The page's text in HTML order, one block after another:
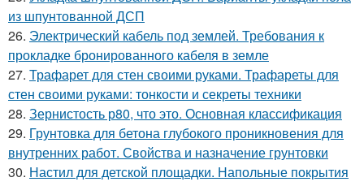
из шпунтованной ДСП
26. Электрический кабель под землей. Требования к
прокладке бронированного кабеля в земле
27. Трафарет для стен своими руками. Трафареты для
стен своими руками: тонкости и секреты техники
28. Зернистость р80, что это. Основная классификация
29. Грунтовка для бетона глубокого проникновения для
внутренних работ. Свойства и назначение грунтовки
30. Настил для детской площадки. Напольные покрытия